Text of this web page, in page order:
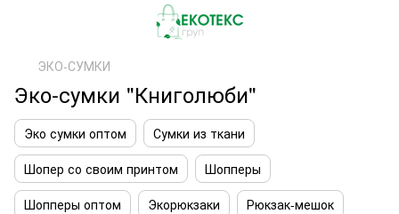
ЭКО-СУМКИ
Эко-сумки "Книголюби"
Эко сумки оптом
Сумки из ткани
Шопер со своим принтом
Шопперы
Шопперы оптом
Экорюкзаки
Рюкзак-мешок